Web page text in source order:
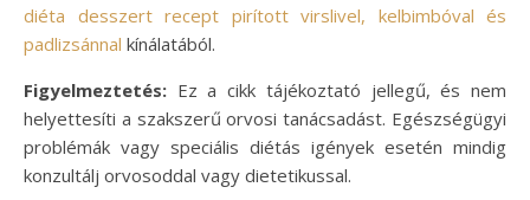
diéta desszert recept pirított virslivel, kelbimbóval és
padlizsánnal kínálatából.
Figyelmeztetés: Ez a cikk tájékoztató jellegű, és nem
helyettesíti a szakszerű orvosi tanácsadást. Egészségügyi
problémák vagy speciális diétás igények esetén mindig
konzultálj orvosoddal vagy dietetikussal.